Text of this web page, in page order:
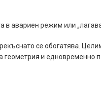
в авариен режим или
се обогатява.
и едновременно